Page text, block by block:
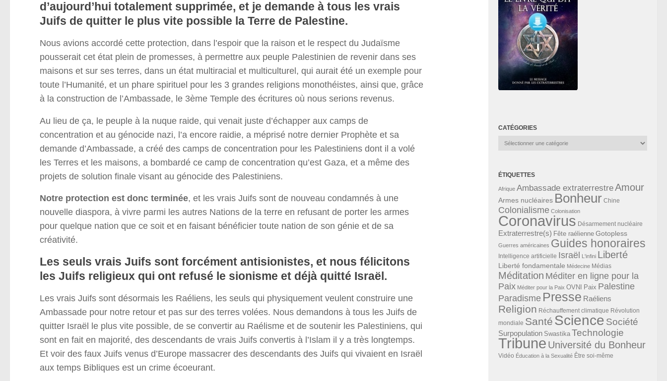
d’aujourd’hui totalement supprimée, et je demande à tous les vrais
Juifs de quitter le plus vite possible la Terre de Palestine.
Nous avions accordé cette protection, dans l’espoir que la raison et le respect du Judaïsme
pousserait cet état plein de promesses, à permettre aux peuple Palestinien de revenir dans ses
maisons et sur ses terres, dans un état multiracial et multiculturel, qui aurait été un exemple pour
toute l’Humanité, et un phare spirituel pour les 3 grandes religions monothéistes, ainsi que, grâce
à la construction de l’Ambassade, le 3ème Temple des écritures où nous serions revenus.
Au lieu de ça, le peuple à la nuque raide, qui venait juste d’échapper aux camps de
concentration et au génocide nazi, l’a encore raidie, a méprisé notre dernier Prophète et sa
demande d’Ambassade, a créé des camps de concentration pour les Palestiniens dont il a volé
les Terres et les maisons, a bombardé ce camp de concentration qu’est Gaza, et a même des
projets de solution finale visant au génocide des Palestiniens.
Notre protection est donc terminée, et les vrais Juifs sont de nouveau condamnés à une
nouvelle diaspora, à vivre parmi les autres Nations de la terre en refusant de porter les armes
pour quelque nation que ce soit et en faisant bénéficier toute nation de son génie et de sa
créativité.
Les seuls vrais Juifs sont forcément antisionistes, et nous félicitons
les Juifs religieux qui ont refusé le sionisme et déjà quitté Israël.
Les vrais Juifs sont désormais les Raéliens, les seuls qui physiquement veulent construire une
Ambassade pour notre retour et pas sur des terres volées. Nous demandons à tous les Juifs de
quitter Israël le plus vite possible, de se convertir au Raélisme et de soutenir les Palestiniens, qui
sont en fait en majorité, des descendants de vrais Juifs convertis à l’Islam il y a très longtemps.
Et voir des faux Juifs venus d’Europe massacrer des descendants des Juifs qui vivaient en Israël
aux temps Bibliques est un crime écoeurant.
CATÉGORIES
Catégories
ÉTIQUETTES
Afrique Ambassade extraterrestreAmour
Armes nucléaires Bonheur Chine
Colonialisme Colonisation
Coronavirus Désarmement nucléaire
Extraterrestre(s) Fête raélienne Gotopless
Guerres américaines Guides honoraires
Intelligence artificielle Israël L'infini Liberté
Liberté fondamentale Médecine Médias
Méditation Méditer en ligne pour la
Paix Méditer pour la Paix OVNI Paix Palestine
Paradisme Presse Raéliens
Religion Réchauffement climatique Révolution
mondiale Santé Science Société
Surpopulation Swastika Technologie
Tribune Université du Bonheur
Vidéo Éducation à la Sexualité Être soi-même